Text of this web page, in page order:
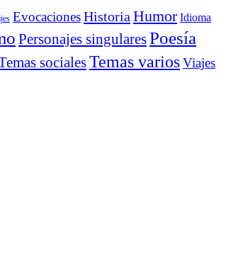
EvocacionesHistoria Humor Idioma
Personajes singularesPoesía
socialesTemas variosViajes